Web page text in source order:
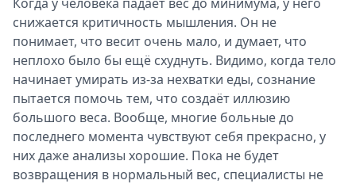
снижается критичность мышления. Он не
понимает, что весит очень мало, и думает, что
неплохо было бы ещё схуднуть. Видимо, когда тело
начинает умирать из-за нехватки еды, сознание
пытается помочь тем, что создаёт иллюзию
большого веса. Вообще, многие больные до
последнего момента чувствуют себя прекрасно, у
них даже анализы хорошие. Пока не будет
возвращения в нормальный вес, специалисты не